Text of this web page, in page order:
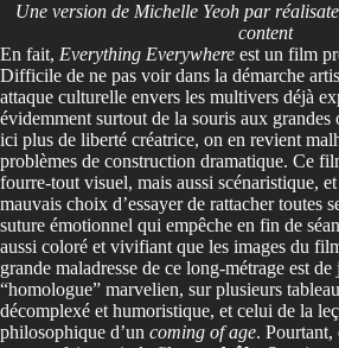
Une version de Michelle Yeoh par
content
En fait, Everything Everywhere est un film
Difficile de ne pas voir dans la démarche
attaque culturelle envers les multivers déjà
évidemment surtout de la souris aux
ici plus de liberté créatrice, on en revient
problèmes de construction dramatique. Ce
fourre-tout visuel, mais aussi scénaristique,
mauvais choix d’essayer de rattacher toutes
suture émotionnel qui empêche en fin de
aussi coloré et vivifiant que les images du
grande maladresse de ce long-métrage est
“homologue” marvelien, sur plusieurs
décomplexé et humoristique, et celui de la
philosophique d’un coming of age. Pourtant,